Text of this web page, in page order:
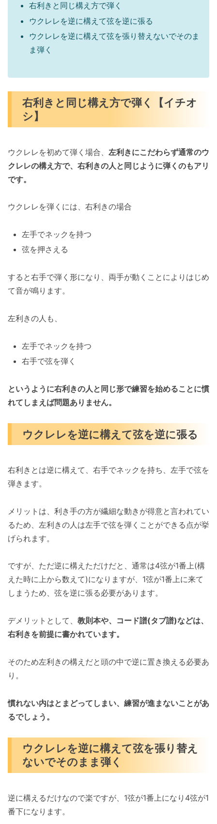
右利きと同じ構え方で弾く
ウクレレを逆に構えて弦を逆に張る
ウクレレを逆に構えて弦を張り替えないでそのま
ま弾く
右利きと同じ構え方で弾く【イチオ
シ】
ウクレレを初めて弾く場合、 左利きにこだわらず通常のウ
クレレの構え方で、右利きの人と同じように弾くのもアリ
です。
ウクレレを弾くには、右利きの場合
左手でネックを持つ
弦を押さえる
すると右手で弾く形になり、両手が動くことによりはじめ
て音が鳴ります。
左利きの人も、
左手でネックを持つ
右手で弦を弾く
というように右利きの人と同じ形で練習を始めることに慣
れてしまえば問題ありません。
ウクレレを逆に構えて弦を逆に張る
右利きとは逆に構えて、右手でネックを持ち、左手で弦を
弾きます。
メリットは、利き手の方が繊細な動きが得意と言われてい
るため、左利きの人は左手で弦を弾くことができる点が挙
げられます。
ですが、ただ逆に構えただけだと、通常は4弦が1番上(構
えた時に上から数えて)になりますが、1弦が1番上に来て
しまうため、弦を逆に張る必要があります。
デメリットとして、 教則本や、コード譜(タブ譜)などは、
右利きを前提に書かれています。
そのため左利きの構えだと頭の中で逆に置き換える必要あ
り。
慣れない内はとまどってしまい、練習が進まないことがあ
るでしょう。
ウクレレを逆に構えて弦を張り替え
ないでそのまま弾く
逆に構えるだけなので楽ですが、1弦が1番上になり4弦が1
番下になります。